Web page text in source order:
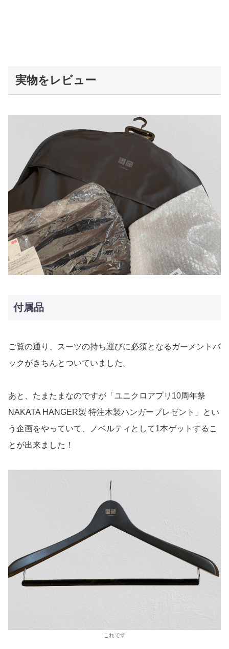
実物をレビュー
付属品
ご覧の通り、スーツの持ち運びに必須となるガーメントバ
ックがきちんとついていました。
あと、たまたまなのですが「ユニクロアプリ10周年祭
NAKATA HANGER製 特注木製ハンガープレゼント」とい
う企画をやっていて、ノベルティとして1本ゲットするこ
とが出来ました！
これです